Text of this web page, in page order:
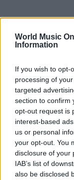
World Music
Information
If you wish to opt-
processing of
targeted
section to confirm
opt-out request is
interest-based
us or personal
your opt-out. You
disclosure of your
IAB’s list of
also be disclosed
Continua